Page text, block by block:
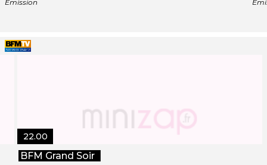
Émission
22.00
BFM Grand Soir